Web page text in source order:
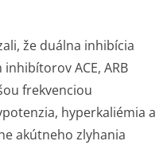
že duálna inhibícia
ACE, ARB
frekvenciou
hyperkaliémia a
akútneho zlyhania